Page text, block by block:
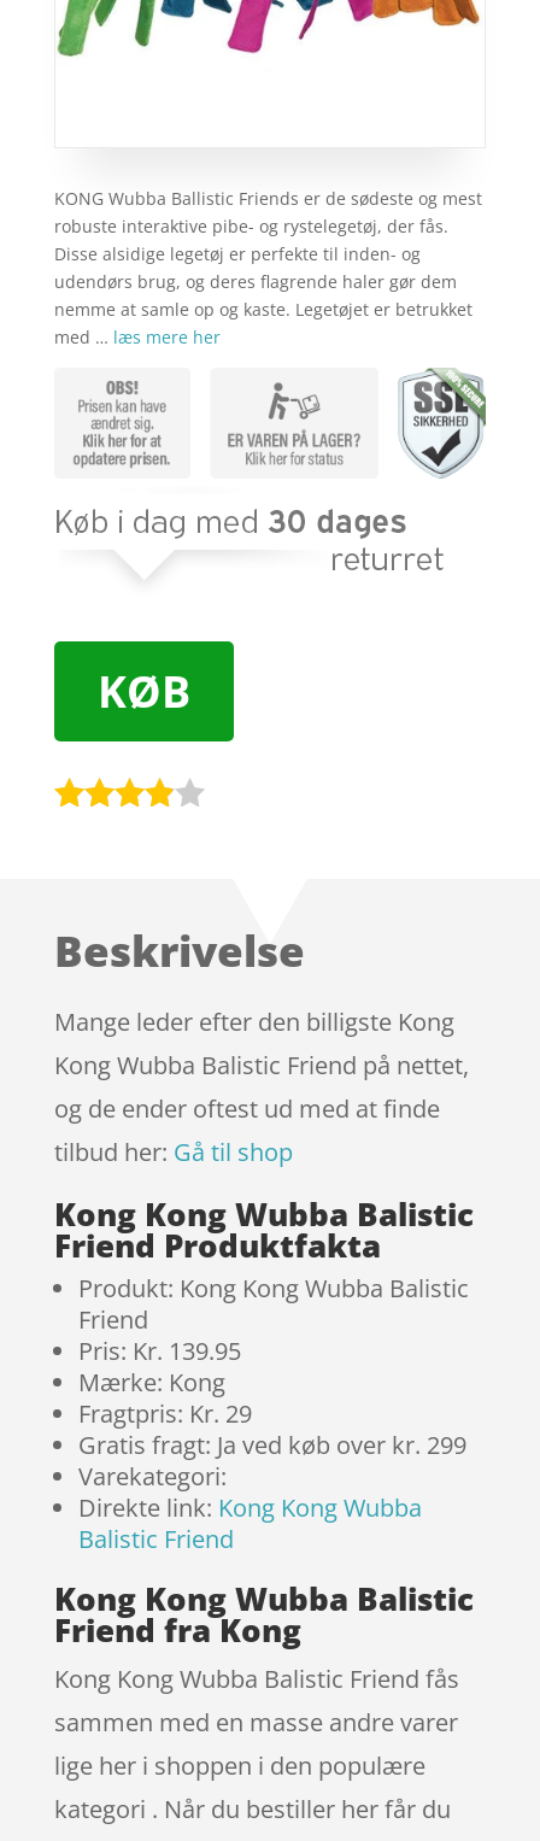
KONG Wubba Ballistic Friends er de sødeste og mest
robuste interaktive pibe- og rystelegetøj, der fås.
Disse alsidige legetøj er perfekte til inden- og
udendørs brug, og deres flagrende haler gør dem
nemme at samle op og kaste. Legetøjet er betrukket
med … læs mere her
KØB
på
ømmels
er
Beskrivelse
Mange leder efter den billigste Kong
Kong Wubba Balistic Friend på nettet,
og de ender oftest ud med at finde
tilbud her: Gå til shop
Kong Kong Wubba Balistic
Friend Produktfakta
Produkt: Kong Kong Wubba Balistic
Friend
Pris: Kr. 139.95
Mærke: Kong
Fragtpris: Kr. 29
Gratis fragt: Ja ved køb over kr. 299
Varekategori:
Direkte link: Kong Kong Wubba
Balistic Friend
Kong Kong Wubba Balistic
Friend fra Kong
Kong Kong Wubba Balistic Friend fås
sammen med en masse andre varer
lige her i shoppen i den populære
kategori . Når du bestiller her får du